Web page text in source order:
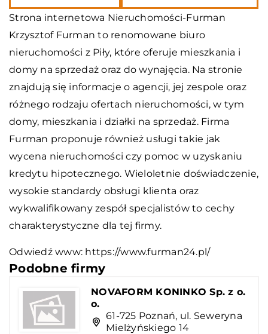
Strona internetowa Nieruchomości-Furman
Krzysztof Furman to renomowane biuro
nieruchomości z Piły, które oferuje mieszkania i
domy na sprzedaż oraz do wynajęcia. Na stronie
znajdują się informacje o agencji, jej zespole oraz
różnego rodzaju ofertach nieruchomości, w tym
domy, mieszkania i działki na sprzedaż. Firma
Furman proponuje również usługi takie jak
wycena nieruchomości czy pomoc w uzyskaniu
kredytu hipotecznego. Wieloletnie doświadczenie,
wysokie standardy obsługi klienta oraz
wykwalifikowany zespół specjalistów to cechy
charakterystyczne dla tej firmy.
Odwiedź www: https://www.furman24.pl/
Podobne firmy
NOVAFORM KONINKO Sp. z o.
o.
61-725 Poznań, ul. Seweryna
Mielżyńskiego 14